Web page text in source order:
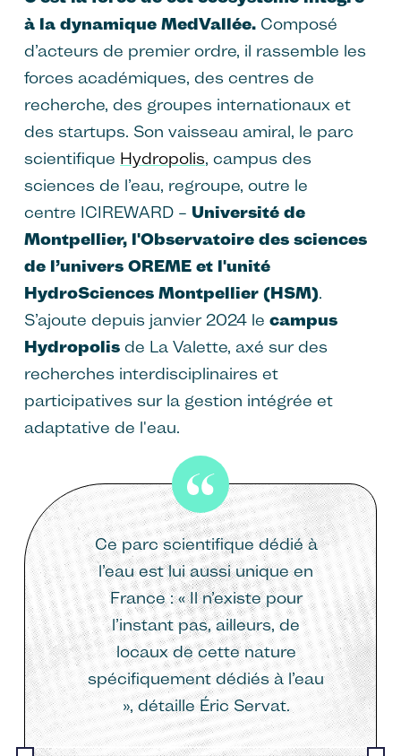
à la dynamique MedVallée. Composé
d’acteurs de premier ordre, il rassemble les
forces académiques, des centres de
recherche, des groupes internationaux et
des startups. Son vaisseau amiral, le parc
scientifique Hydropolis, campus des
sciences de l’eau, regroupe, outre le
centre ICIREWARD – Université de
Montpellier, l'Observatoire des sciences
de l’univers OREME et l'unité
HydroSciences Montpellier (HSM).
S’ajoute depuis janvier 2024 le campus
Hydropolis de La Valette, axé sur des
recherches interdisciplinaires et
participatives sur la gestion intégrée et
adaptative de l'eau.
Ce parc scientifique dédié à
l’eau est lui aussi unique en
France : « Il n’existe pour
l’instant pas, ailleurs, de
locaux de cette nature
spécifiquement dédiés à l’eau
», détaille Éric Servat.